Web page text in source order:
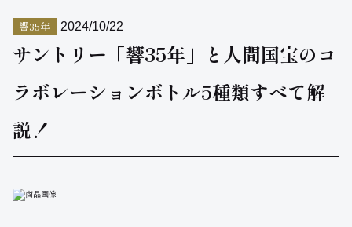
響35年 2024/10/22
サントリー「響35年」と人間国宝のコ
ラボレーションボトル5種類すべて解
説！